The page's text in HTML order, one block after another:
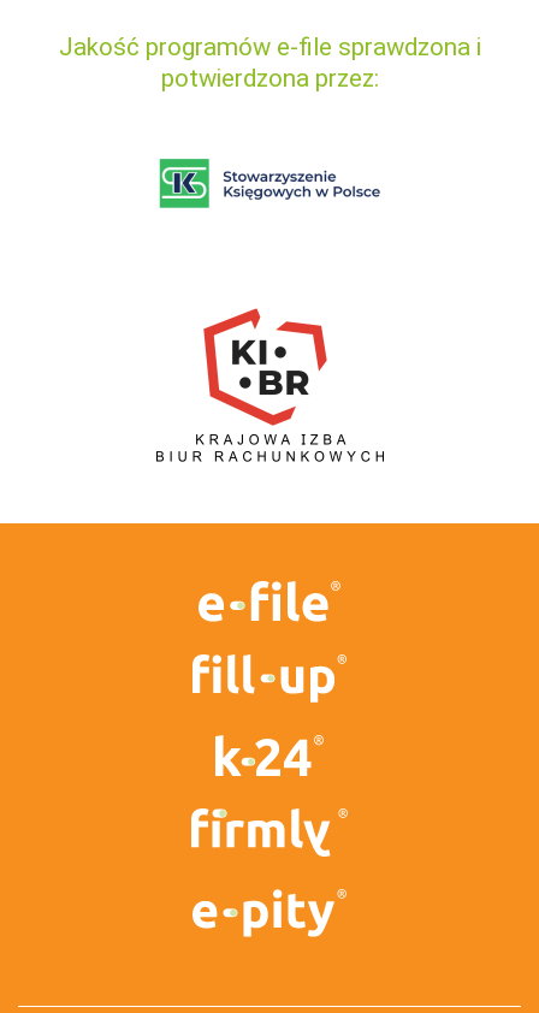
Jakość programów e-file sprawdzona i
potwierdzona przez: